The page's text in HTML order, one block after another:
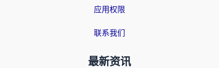
应用权限
联系我们
最新资讯